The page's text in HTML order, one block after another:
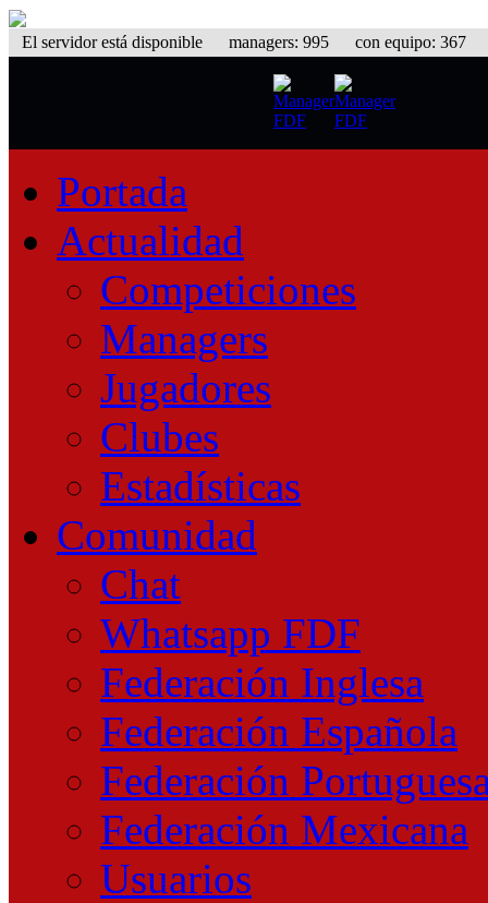
El servidor está disponible managers: 995 con equipo: 367
Portada
Actualidad
Competiciones
Managers
Jugadores
Clubes
Estadísticas
Comunidad
Chat
Whatsapp FDF
Federación Inglesa
Federación Española
Federación
Federación Mexicana
Usuarios